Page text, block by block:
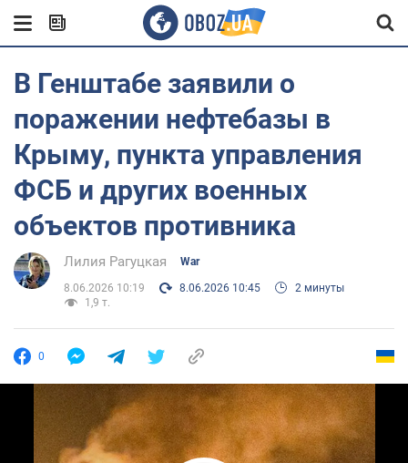
В Генштабе заявили о
поражении нефтебазы в
Крыму, пункта управления
ФСБ и других военных
объектов противника
Лилия Рагуцкая War
8.06.2026 10:19 8.06.2026 10:45
2 минуты
1,9 т.
0